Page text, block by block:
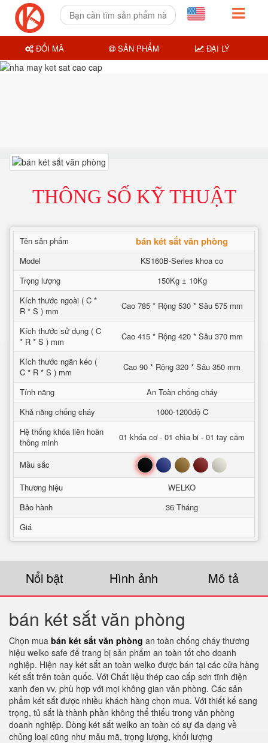
THÔNG SỐ KỸ THUẬT
Tên sản phẩm bán két sắt văn phòng
Model
KS160B-Series khoa co
Trọng lượng
150Kg ± 10Kg
Kích thước ngoài ( C *
R * S ) mm
Cao 785 * Rộng 530 * Sâu 575 mm
Kích thước sử dụng ( C
* R * S ) mm
Cao 415 * Rộng 420 * Sâu 370 mm
Kích thước ngăn kéo (
C * R * S ) mm
Cao 90 * Rộng 320 * Sâu 350 mm
Tính năng
An Toàn chống cháy
Khả năng chống cháy
1000-1200độ C
Hệ thống khóa liên hoàn
thông minh
01 khóa cơ - 01 chìa bi - 01 tay cầm
Mầu sắc Đen Xanh Nâu Đỏ Trắng
Thương hiệu
WELKO
Bảo hành
36 Tháng
Giá
Nổi bật Hình ảnh Mô tả
bán két sắt văn phòng
Chọn mua bán két sắt văn phòng an toàn chống cháy thương
hiệu welko safe để trang bị sản phẩm an toàn tốt cho doanh
nghiệp. Hiện nay két sắt an toàn welko được bán tại các cửa hàng
két sắt trên toàn quốc. Với Chất liệu thép cao cấp sơn tĩnh điện
xanh đen vv, phù hợp với mọi không gian văn phòng. Các sản
phẩm két sắt được nhiều khách hàng chọn mua. Với thiết kế sang
trọng, tủ sắt là thành phần không thể thiếu trong văn phòng
doanh nghiệp. Dòng két sắt welko an toàn có sự đa dạng về
chủng loại cũng như mẫu mã, trọng lượng, khối lượng
ĐỔI MÃ SẢN PHẨM ĐẠI LÝ